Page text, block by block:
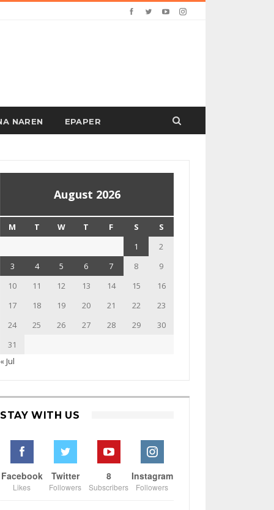
NAREN EPAPER
August 2026
M T W T F S
S
1
2
3
4 5 6 7 8
9
10
11 12 13 14 15
16
17
18 19 20 21 22
23
24
25 26 27 28 29
30
31
« Jul
STAY WITH US
Facebook
Likes
Twitter
Followers
8
Subscribers
Instagram
Followers